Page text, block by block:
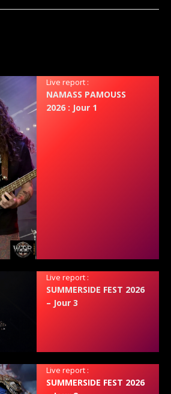
Live report :
NAMASS PAMOUSS
2026 : Jour 1
Live report :
SUMMERSIDE FEST 2026
– Jour 3
Live report :
SUMMERSIDE FEST 2026